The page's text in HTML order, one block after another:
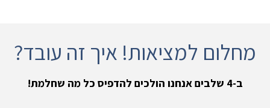
מחלום למציאות! איך זה עובד?
ב-4 שלבים אנחנו הולכים להדפיס כל מה שחלמת!